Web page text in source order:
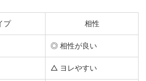
プ 相性
◎ 相性が良い
△ ヨレやすい